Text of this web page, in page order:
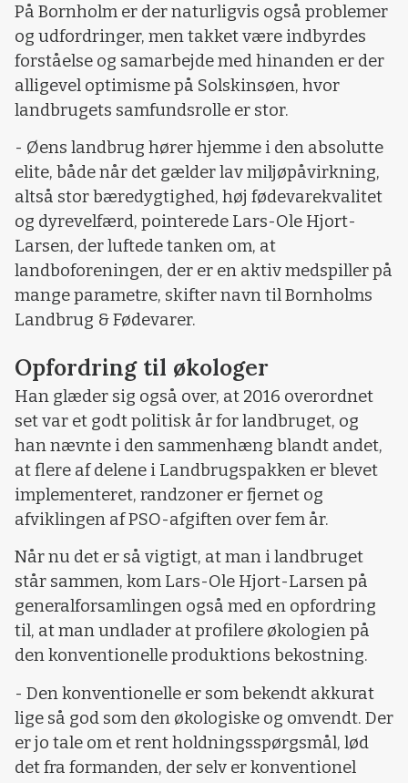
På Bornholm er der naturligvis også problemer
og udfordringer, men takket være indbyrdes
forståelse og samarbejde med hinanden er der
alligevel optimisme på Solskinsøen, hvor
landbrugets samfundsrolle er stor.
- Øens landbrug hører hjemme i den absolutte
elite, både når det gælder lav miljøpåvirkning,
altså stor bæredygtighed, høj fødevarekvalitet
og dyrevelfærd, pointerede Lars-Ole Hjort-
Larsen, der luftede tanken om, at
landboforeningen, der er en aktiv medspiller på
mange parametre, skifter navn til Bornholms
Landbrug & Fødevarer.
Opfordring til økologer
Han glæder sig også over, at 2016 overordnet
set var et godt politisk år for landbruget, og
han nævnte i den sammenhæng blandt andet,
at flere af delene i Landbrugspakken er blevet
implementeret, randzoner er fjernet og
afviklingen af PSO-afgiften over fem år.
Når nu det er så vigtigt, at man i landbruget
står sammen, kom Lars-Ole Hjort-Larsen på
generalforsamlingen også med en opfordring
til, at man undlader at profilere økologien på
den konventionelle produktions bekostning.
- Den konventionelle er som bekendt akkurat
lige så god som den økologiske og omvendt. Der
er jo tale om et rent holdningsspørgsmål, lød
det fra formanden, der selv er konventionel